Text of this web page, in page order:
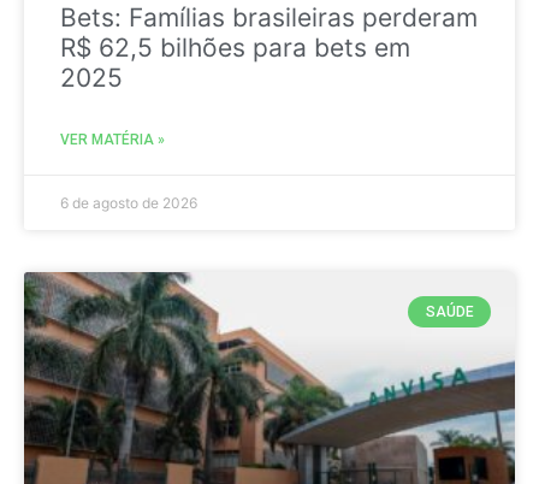
Bets: Famílias brasileiras perderam
R$ 62,5 bilhões para bets em
2025
VER MATÉRIA »
6 de agosto de 2026
SAÚDE